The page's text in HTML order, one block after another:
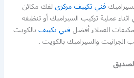
فني تكييف مركزيلفك مكائن
عملية تركيب السيراميك أو تنظيفه
العملاء أفضلفني تكييفبالكويت
الجرانيت والسيراميك بالكويت .